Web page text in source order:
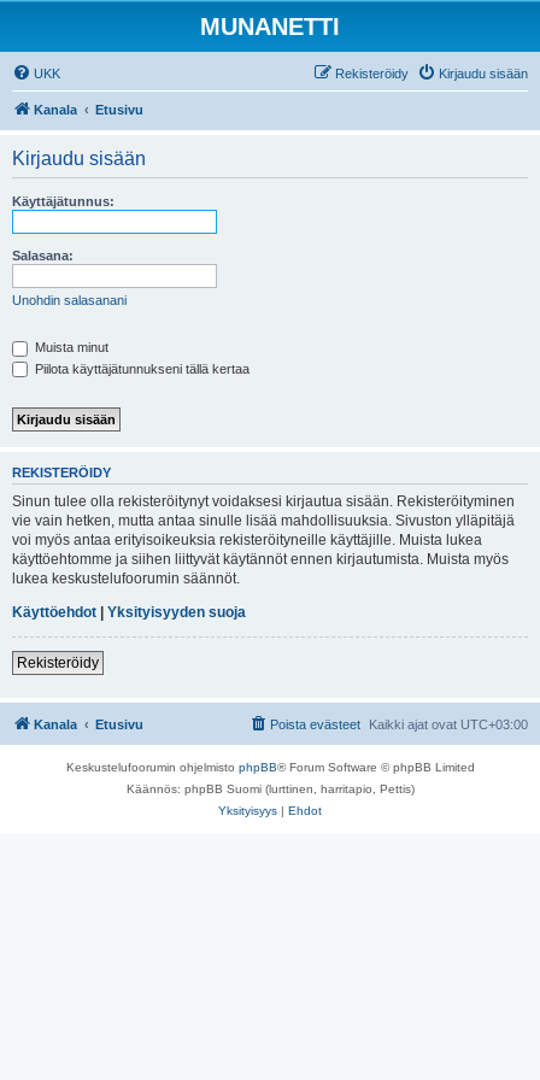
MUNANETTI
UKK Kirjaudu sisään
Rekisteröidy
Kanala Etusivu
Kirjaudu sisään
Käyttäjätunnus:
Salasana:
Unohdin salasanani
Muista minut
Piilota käyttäjätunnukseni tällä kertaa
REKISTERÖIDY
Sinun tulee olla rekisteröitynyt voidaksesi kirjautua sisään. Rekisteröityminen
vie vain hetken, mutta antaa sinulle lisää mahdollisuuksia. Sivuston ylläpitäjä
voi myös antaa erityisoikeuksia rekisteröityneille käyttäjille. Muista lukea
käyttöehtomme ja siihen liittyvät käytännöt ennen kirjautumista. Muista myös
lukea keskustelufoorumin säännöt.
Käyttöehdot | Yksityisyyden suoja
Rekisteröidy
Kanala Etusivu Kaikki ajat ovat UTC+03:00
Poista evästeet
Keskustelufoorumin ohjelmisto phpBB® Forum Software © phpBB Limited
Käännös: phpBB Suomi (lurttinen, harritapio, Pettis)
Yksityisyys | Ehdot